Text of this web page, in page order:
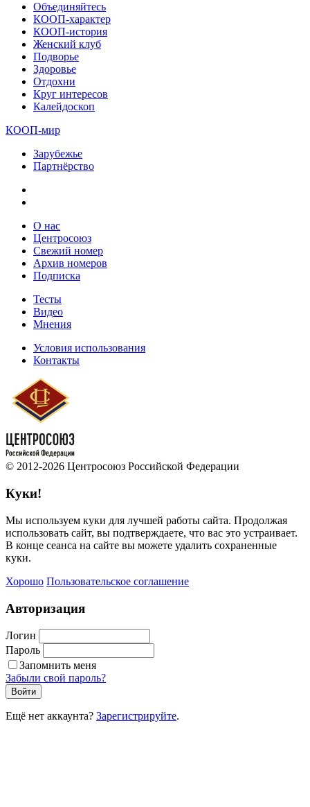
Объединяйтесь
КООП-характер
КООП-история
Женский клуб
Подворье
Здоровье
Отдохни
Круг интересов
Калейдоскоп
КООП-мир
Зарубежье
Партнёрство
О нас
Центросоюз
Свежий номер
Архив номеров
Подписка
Тесты
Видео
Мнения
Условия использования
Контакты
© 2012-2026 Центросоюз Российской Федерации
Куки!
Мы используем куки для лучшей работы сайта. Продолжая
использовать сайт, вы подтверждаете, что вас это устраивает.
В конце сеанса на сайте вы можете удалить сохраненные
куки.
Хорошо Пользовательское соглашение
Авторизация
Логин
Пароль
Запомнить меня
Забыли свой пароль?
Войти
Ещё нет аккаунта? Зарегистрируйте.